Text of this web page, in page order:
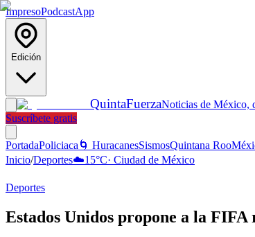
ImpresoPodcastApp
Edición
QuintaFuerzaNoticias de México,
Suscríbete gratis
PortadaPoliciaca 🌀 HuracanesSismosQuintana Roo
Inicio/Deportes☁️15°C· Ciudad de México
Deportes
Estados Unidos propone a la